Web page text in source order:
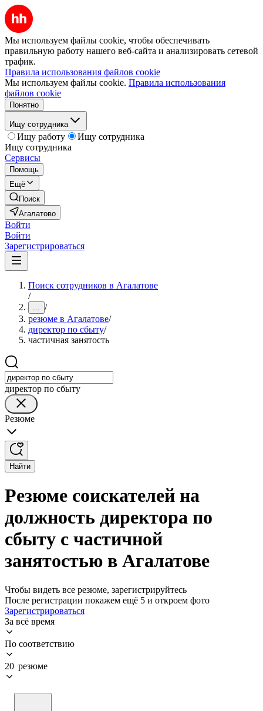
Мы используем файлы cookie, чтобы обеспечивать
правильную работу нашего веб-сайта и анализировать сетевой
трафик.
Правила использования файлов cookie
Мы используем файлы cookie. Правила использования
файлов cookie
Понятно
Ищу сотрудника
Ищу работу
Ищу сотрудника
Ищу сотрудника
Сервисы
Помощь
Ещё
Поиск
Агалатово
Войти
Войти
Зарегистрироваться
Поиск сотрудников в Агалатове
/
... /
резюме в Агалатове/
директор по сбыту/
частичная занятость
директор по сбыту
Резюме
Найти
Резюме соискателей на
должность директора по
сбыту с частичной
занятостью в Агалатове
Чтобы видеть все резюме, зарегистрируйтесь
После регистрации покажем ещё 5 и откроем фото
Зарегистрироваться
За всё время
По соответствию
20 резюме